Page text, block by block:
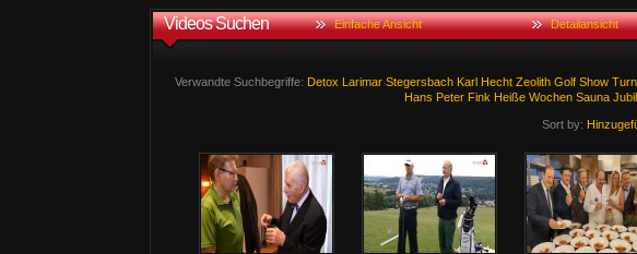
Videos Suchen Einfache Ansicht Detailansicht
Verwandte Suchbegriffe: Detox Larimar Stegersbach Karl Hecht Zeolith Golf Show
Hans Peter Fink Heiße Wochen Sauna
Sort by: